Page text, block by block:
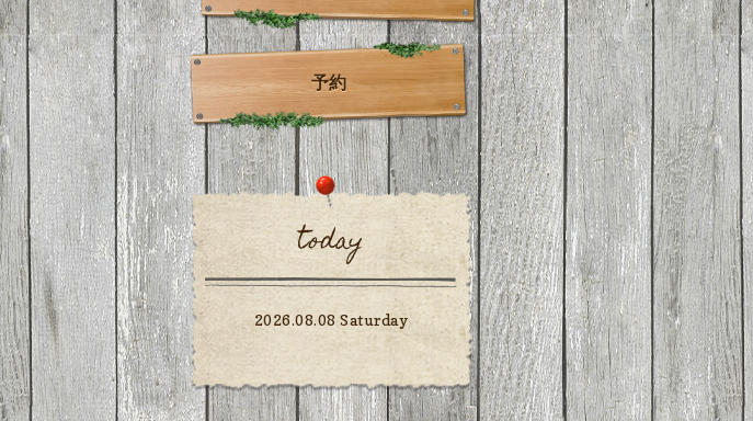
予約
today
2026.08.08 Saturday